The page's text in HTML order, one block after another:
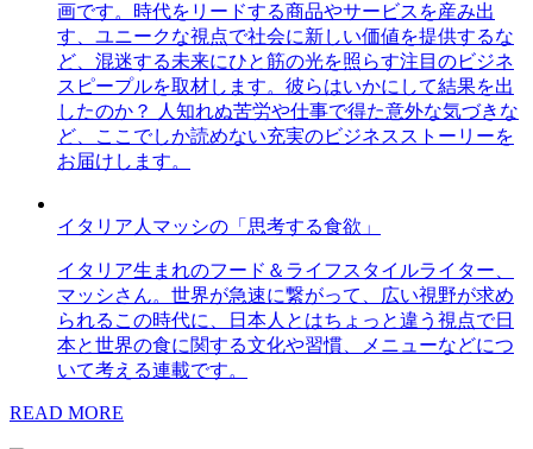
画です。時代をリードする商品やサービスを産み出
す、ユニークな視点で社会に新しい価値を提供するな
ど、混迷する未来にひと筋の光を照らす注目のビジネ
スピープルを取材します。彼らはいかにして結果を出
したのか？ 人知れぬ苦労や仕事で得た意外な気づきな
ど、ここでしか読めない充実のビジネスストーリーを
お届けします。
イタリア人マッシの「思考する食欲」
イタリア生まれのフード＆ライフスタイルライター、
マッシさん。世界が急速に繋がって、広い視野が求め
られるこの時代に、日本人とはちょっと違う視点で日
本と世界の食に関する文化や習慣、メニューなどにつ
いて考える連載です。
READ MORE